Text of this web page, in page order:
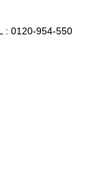
: 0120-954-550